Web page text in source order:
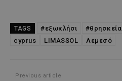
TAGS #εξωκλήσι #θρησκεία
cyprus
LIMASSOL Λεμεσό
Previous article